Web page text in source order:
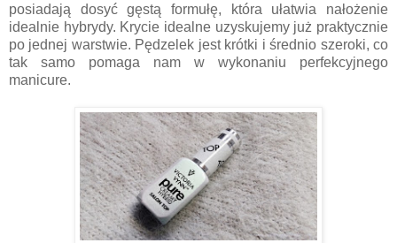
posiadają dosyć gęstą formułę, która ułatwia nałożenie
idealnie hybrydy. Krycie idealne uzyskujemy już praktycznie
po jednej warstwie. Pędzelek jest krótki i średnio szeroki, co
tak samo pomaga nam w wykonaniu perfekcyjnego
manicure.